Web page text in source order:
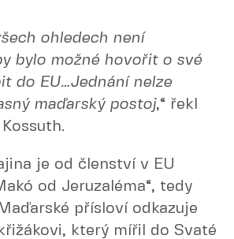
ohledech není
bylo možné hovořit o své
do EU…Jednání nelze
maďarský postoj,“ řekl
je od členství v EU
od Jeruzaléma“, tedy
přísloví odkazuje
který mířil do Svaté